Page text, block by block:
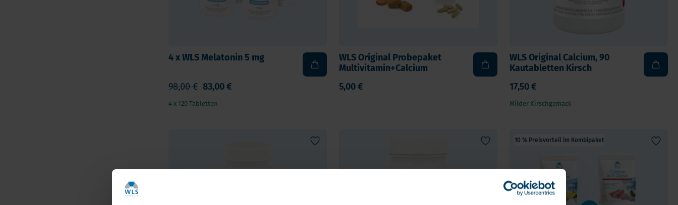
4 x WLS Melatonin 5 mg
83,00 €
98,00 €
4 x 120 Tabletten
WLS Original Probepaket
Multivitamin+Calcium
5,00 €
WLS Original Calcium, 90
Kautabletten Kirsch
17,50 €
Milder Kirschgemack
10 % Preisvorteil im Kombipaket